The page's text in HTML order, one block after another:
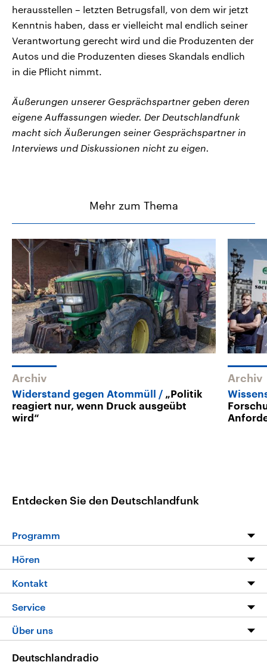
herausstellen – letzten Betrugsfall, von dem wir jetzt
Kenntnis haben, dass er vielleicht mal endlich seiner
Verantwortung gerecht wird und die Produzenten der
Autos und die Produzenten dieses Skandals endlich
in die Pflicht nimmt.
Äußerungen unserer Gesprächspartner geben deren
eigene Auffassungen wieder. Der Deutschlandfunk
macht sich Äußerungen seiner Gesprächspartner in
Interviews und Diskussionen nicht zu eigen.
Mehr zum Thema
Archiv
Widerstand gegen Atommüll
„Politik
reagiert nur, wenn Druck ausgeübt
wird“
Archiv
Entdecken Sie den Deutschlandfunk
Programm
Die Nachrichten
Nachrichtenleicht
Neue Beiträge auf dlf.de
Hören
Livestream
Podcasts
Deutschlandfunk App
Nachrichten App
Kontakt
Service
FAQ
Veranstaltungen
Über uns
Deutschlandradio